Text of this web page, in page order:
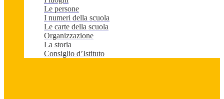
Le persone
I numeri della scuola
Le carte della scuola
Organizzazione
La storia
Consiglio d’Istituto